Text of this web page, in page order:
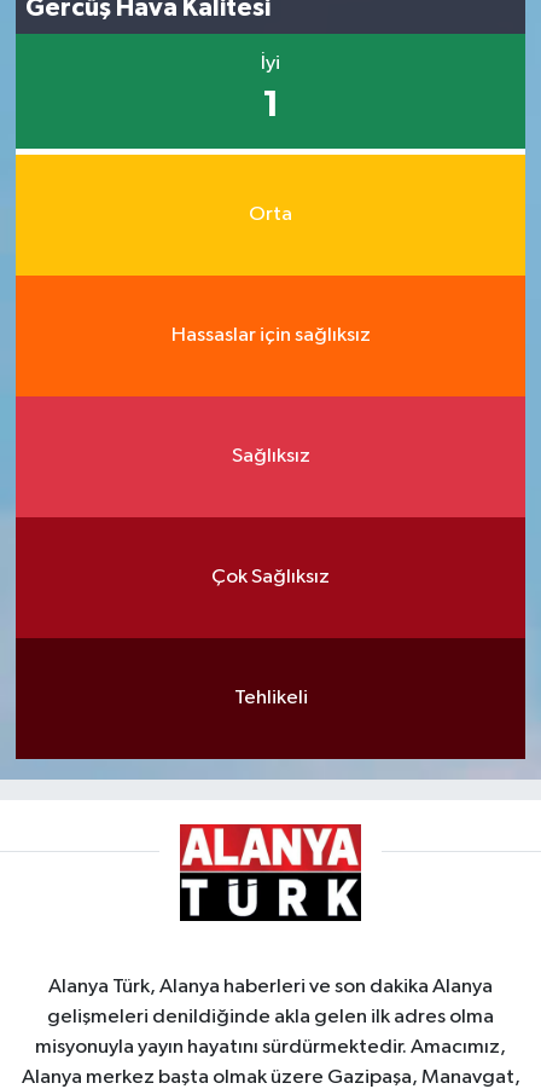
Gercüş Hava Kalitesi
İyi
1
Orta
Hassaslar için sağlıksız
Sağlıksız
Çok Sağlıksız
Tehlikeli
Alanya Türk, Alanya haberleri ve son dakika Alanya
gelişmeleri denildiğinde akla gelen ilk adres olma
misyonuyla yayın hayatını sürdürmektedir. Amacımız,
Alanya merkez başta olmak üzere Gazipaşa, Manavgat,